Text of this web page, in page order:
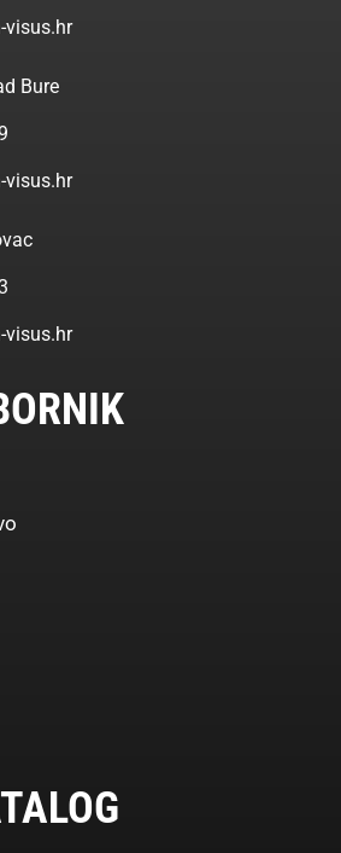
visus.hr
Bure
visus.hr
visus.hr